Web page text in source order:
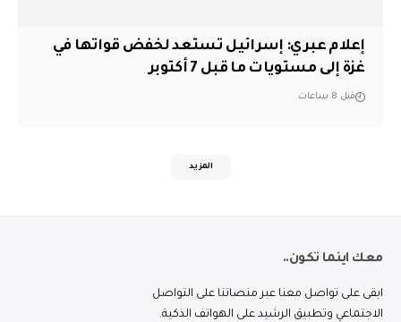
إعلام عبري: إسرائيل تستعد لخفض قواتها في
غزة إلى مستويات ما قبل 7 أكتوبر
قبل 8 ساعات
المزيد
معك اينما تكون..
ابقى على تواصل معنا عبر منصاتنا على التواصل
الاجتماعي وتطبيق الرشيد على الهواتف الذكية.